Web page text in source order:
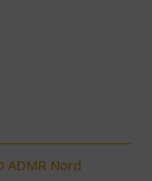
ADMR Nord